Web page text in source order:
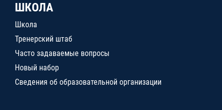
ШКОЛА
Школа
Тренерский штаб
Часто задаваемые вопросы
Новый набор
Сведения об образовательной организации